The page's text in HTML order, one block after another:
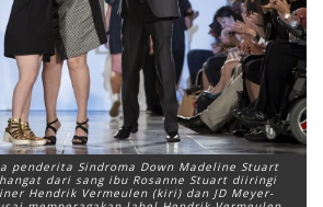
penderita Sindroma Down Madeline Stuart
dari sang ibu Rosanne Stuart diiringi
Hendrik Vermeulen (kiri) dan JD Meyer-